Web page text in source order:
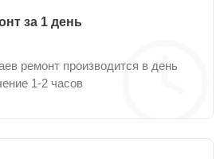
за 1 день
ремонт производится в день
1-2 часов